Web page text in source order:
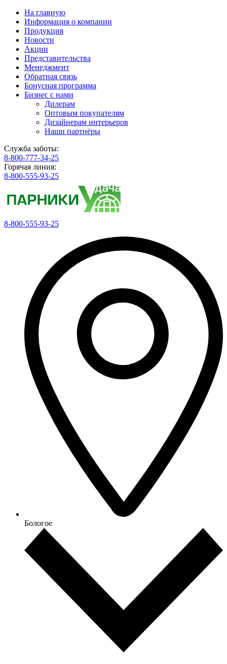
На главную
Информация о компании
Продукция
Новости
Акции
Представительства
Менеджмент
Обратная связь
Бонусная программа
Бизнес с нами
Дилерам
Оптовым покупателям
Дизайнерам интерьеров
Наши партнёры
Служба заботы:
8-800-777-34-25
Горячая линия:
8-800-555-93-25
8-800-555-93-25
Бологое